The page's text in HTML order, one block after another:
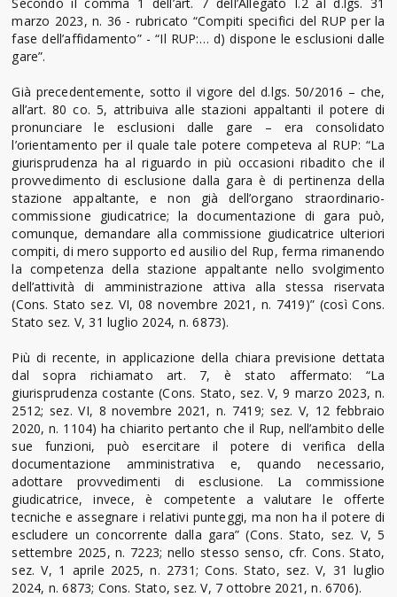
marzo 2023, n. 36 - rubricato “Compiti specifici del RUP per la
fase dell’affidamento” - “Il RUP:… d) dispone le esclusioni dalle
gare”.
Già precedentemente, sotto il vigore del d.lgs. 50/2016 – che,
all’art. 80 co. 5, attribuiva alle stazioni appaltanti il potere di
pronunciare le esclusioni dalle gare – era consolidato
l’orientamento per il quale tale potere competeva al RUP: “La
giurisprudenza ha al riguardo in più occasioni ribadito che il
provvedimento di esclusione dalla gara è di pertinenza della
stazione appaltante, e non già dell’organo straordinario-
commissione giudicatrice; la documentazione di gara può,
comunque, demandare alla commissione giudicatrice ulteriori
compiti, di mero supporto ed ausilio del Rup, ferma rimanendo
la competenza della stazione appaltante nello svolgimento
dell’attività di amministrazione attiva alla stessa riservata
(Cons. Stato sez. VI, 08 novembre 2021, n. 7419)” (così Cons.
Stato sez. V, 31 luglio 2024, n. 6873).
Più di recente, in applicazione della chiara previsione dettata
dal sopra richiamato art. 7, è stato affermato: “La
giurisprudenza costante (Cons. Stato, sez. V, 9 marzo 2023, n.
2512; sez. VI, 8 novembre 2021, n. 7419; sez. V, 12 febbraio
2020, n. 1104) ha chiarito pertanto che il Rup, nell’ambito delle
sue funzioni, può esercitare il potere di verifica della
documentazione amministrativa e, quando necessario,
adottare provvedimenti di esclusione. La commissione
giudicatrice, invece, è competente a valutare le offerte
tecniche e assegnare i relativi punteggi, ma non ha il potere di
escludere un concorrente dalla gara” (Cons. Stato, sez. V, 5
settembre 2025, n. 7223; nello stesso senso, cfr. Cons. Stato,
sez. V, 1 aprile 2025, n. 2731; Cons. Stato, sez. V, 31 luglio
2024, n. 6873; Cons. Stato, sez. V, 7 ottobre 2021, n. 6706).